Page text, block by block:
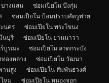
างแสน
ซ่อมเปียโน บึงกุ่ม
ซ่อมเปียโน ป้อมปราบศัตรูพ่าย
นคร
ซ่อมเปียโน พระโขนง
นบุรี
ซ่อมเปียโน ยานนาวา
บูรณะ
ซ่อมเปียโน ลาดกระบัง
องหลาง
ซ่อมเปียโน วัฒนา
านสูง
ซ่อมเปียโน สัมพันธวงศ์
หม ซ่อมเปียโน หนองจอก